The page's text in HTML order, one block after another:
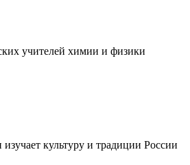
учителей химии и физики
культуру и традиции России